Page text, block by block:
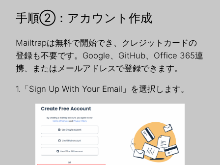
手順②：アカウント作成
Mailtrapは無料で開始でき、クレジットカードの
登録も不要です。Google、GitHub、Office 365連
携、またはメールアドレスで登録できます。
1.「Sign Up With Your Email」を選択します。